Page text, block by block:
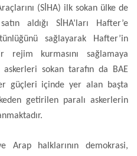
(SİHA) ilk sokan ülke de
aldığı SİHA’ları Hafter’e
sağlayarak Hafter’in
rejim kurmasını sağlamaya
askerleri sokan tarafın da BAE
güçleri içinde yer alan başta
getirilen paralı askerlerin
Arap halklarının demokrasi,